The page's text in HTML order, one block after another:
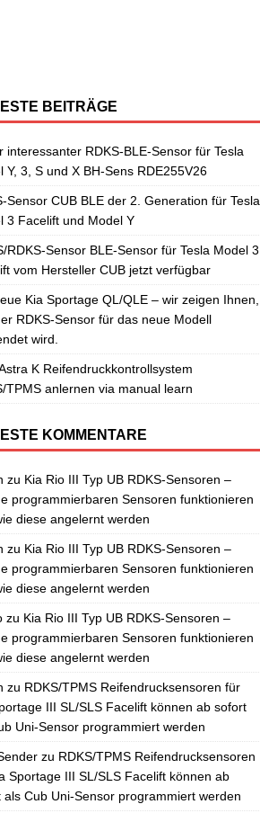
BEITRÄGE
interessanter RDKS-BLE-Sensor für Tesla
Y, 3, S und X BH-Sens RDE255V26
Sensor CUB BLE der 2. Generation für Tesla
3 Facelift und Model Y
RDKS-Sensor BLE-Sensor für Tesla Model 3
vom Hersteller CUB jetzt verfügbar
Kia Sportage QL/QLE – wir zeigen Ihnen,
RDKS-Sensor für das neue Modell
wird.
K Reifendruckkontrollsystem
TPMS anlernen via manual learn
KOMMENTARE
zu Kia Rio III Typ UB RDKS-Sensoren –
programmierbaren Sensoren funktionieren
diese angelernt werden
zu Kia Rio III Typ UB RDKS-Sensoren –
programmierbaren Sensoren funktionieren
diese angelernt werden
zu Kia Rio III Typ UB RDKS-Sensoren –
programmierbaren Sensoren funktionieren
diese angelernt werden
zu RDKS/TPMS Reifendrucksensoren für
III SL/SLS Facelift können ab sofort
Uni-Sensor programmiert werden
zu RDKS/TPMS Reifendrucksensoren
Sportage III SL/SLS Facelift können ab
als Cub Uni-Sensor programmiert werden